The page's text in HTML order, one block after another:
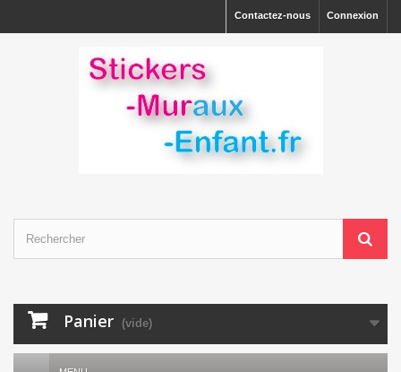
Connexion
Contactez-nous
Panier (vide)